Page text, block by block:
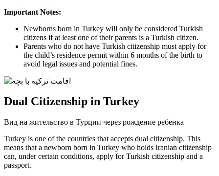
Important Notes:
Newborns born in Turkey will only be considered Turkish
citizens if at least one of their parents is a Turkish citizen.
Parents who do not have Turkish citizenship must apply for
the child’s residence permit within 6 months of the birth to
avoid legal issues and potential fines.
Dual Citizenship in Turkey
Вид на жительство в Турции через рождение ребенка
Turkey is one of the countries that accepts dual citizenship. This
means that a newborn born in Turkey who holds Iranian citizenship
can, under certain conditions, apply for Turkish citizenship and a
passport.